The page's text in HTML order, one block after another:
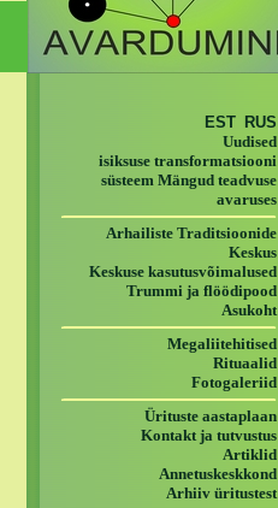
EST RUS
Uudised
isiksuse transformatsiooni
süsteem Mängud teadvuse
avaruses
Arhailiste Traditsioonide
Keskus
Keskuse kasutusvõimalused
Trummi ja flöödipood
Asukoht
Megaliitehitised
Rituaalid
Fotogaleriid
Ürituste aastaplaan
Kontakt ja tutvustus
Artiklid
Annetuskeskkond
Arhiiv üritustest